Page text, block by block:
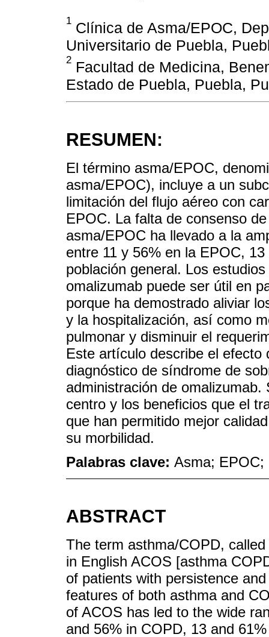
1 Clínica de Asma/EPOC,
Universitario de Puebla,
2 Facultad de Medicina,
Estado de Puebla, Puebla,
RESUMEN:
El término asma/EPOC,
asma/EPOC), incluye a un
limitación del flujo aéreo con
EPOC. La falta de consenso
asma/EPOC ha llevado a la
entre 11 y 56% en la EPOC,
población general. Los
omalizumab puede ser útil en
porque ha demostrado aliviar
y la hospitalización, así como
pulmonar y disminuir el
Este artículo describe el efecto
diagnóstico de síndrome de
administración de
centro y los beneficios que el
que han permitido mejor
su morbilidad.
Palabras clave: Asma; EPOC;
ABSTRACT
The term asthma/COPD,
in English ACOS [asthma
of patients with persistence
features of both asthma and
of ACOS has led to the wide
and 56% in COPD, 13 and